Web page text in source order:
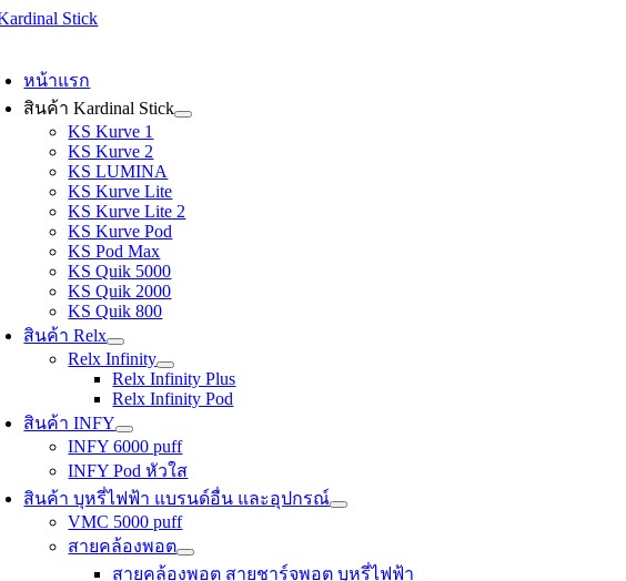
Skip
หน้าแรก
สินค้า Kardinal Stick
KS Kurve 1
KS Kurve 2
KS LUMINA
KS Kurve Lite
KS Kurve Lite 2
KS Kurve Pod
KS Pod Max
KS Quik 5000
KS Quik 2000
KS Quik 800
สินค้า Relx
Relx Infinity
Relx Infinity Plus
Relx Infinity Pod
สินค้า INFY
INFY 6000 puff
INFY Pod หัวใส
สินค้า บุหรี่ไฟฟ้า แบรนด์อื่น และอุปกรณ์
VMC 5000 puff
สายคล้องพอต
สายคล้องพอต สายชาร์จพอต บุหรี่ไฟฟ้า